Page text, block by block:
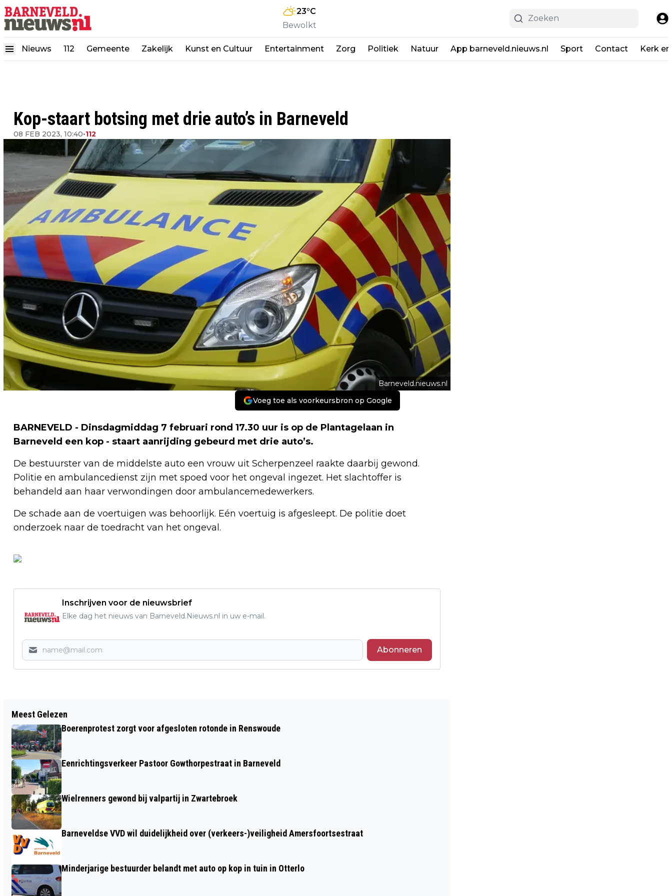
23°C
Bewolkt
Nieuws 112 Gemeente Zakelijk Kunst en Cultuur Entertainment Zorg Politiek Natuur App barneveld.nieuws.nl Sport Contact Kerk
Kop-staart botsing met drie auto’s in Barneveld
08 FEB 2023, 10:40•112
Barneveld.nieuws.nl
Voeg toe als voorkeursbron op Google
BARNEVELD - Dinsdagmiddag 7 februari rond 17.30 uur is op de Plantagelaan in
Barneveld een kop - staart aanrijding gebeurd met drie auto’s.
De bestuurster van de middelste auto een vrouw uit Scherpenzeel raakte daarbij gewond.
Politie en ambulancedienst zijn met spoed voor het ongeval ingezet. Het slachtoffer is
behandeld aan haar verwondingen door ambulancemedewerkers.
De schade aan de voertuigen was behoorlijk. Eén voertuig is afgesleept. De politie doet
onderzoek naar de toedracht van het ongeval.
Inschrijven voor de nieuwsbrief
Elke dag het nieuws van Barneveld.Nieuws.nl in uw e-mail.
Abonneren
TIJDELIJK NOODFONDS ENERGIE BIEDT
STEUN AAN KWETSBARE HUISHOUDENS
NAAR MIDDEN NEDERLAND HALLEN
Meest Gelezen
Boerenprotest zorgt voor afgesloten rotonde in Renswoude
Eenrichtingsverkeer Pastoor Gowthorpestraat in Barneveld
Wielrenners gewond bij valpartij in Zwartebroek
Barneveldse VVD wil duidelijkheid over (verkeers-)veiligheid Amersfoortsestraat
Minderjarige bestuurder belandt met auto op kop in tuin in Otterlo